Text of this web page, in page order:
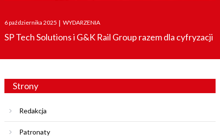
Posted
on
6 października 2025 | WYDARZENIA
SP Tech Solutions i G&K Rail Group razem dla cyfryzacji
Strony
Redakcja
Patronaty